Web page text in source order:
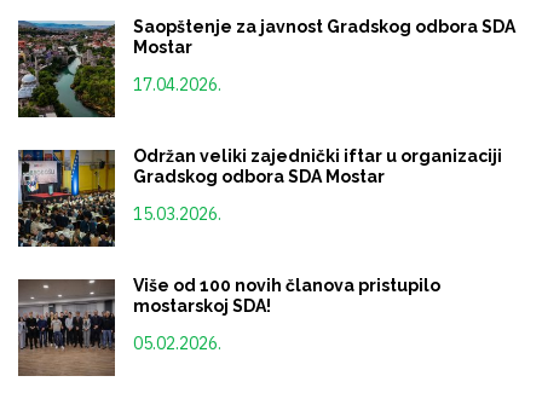
Saopštenje za javnost Gradskog odbora SDA
Mostar
17.04.2026.
Održan veliki zajednički iftar u organizaciji
Gradskog odbora SDA Mostar
15.03.2026.
Više od 100 novih članova pristupilo
mostarskoj SDA!
05.02.2026.